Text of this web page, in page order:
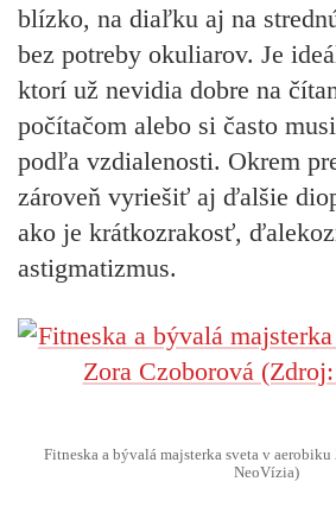
blízko, na diaľku aj na
bez potreby okuliarov. Je
ktorí už nevidia dobre na
počítačom alebo si často
podľa vzdialenosti. Okrem
zároveň vyriešiť aj ďalšie
ako je krátkozrakosť,
astigmatizmus.
Fitneska a bývalá majsterka sveta v
NeoVízia)